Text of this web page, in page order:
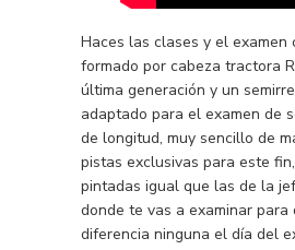
Haces las clases y el examen
formado por cabeza tractora
última generación y un
adaptado para el examen de
de longitud, muy sencillo de
pistas exclusivas para este
pintadas igual que las de la
donde te vas a examinar para
diferencia ninguna el día del